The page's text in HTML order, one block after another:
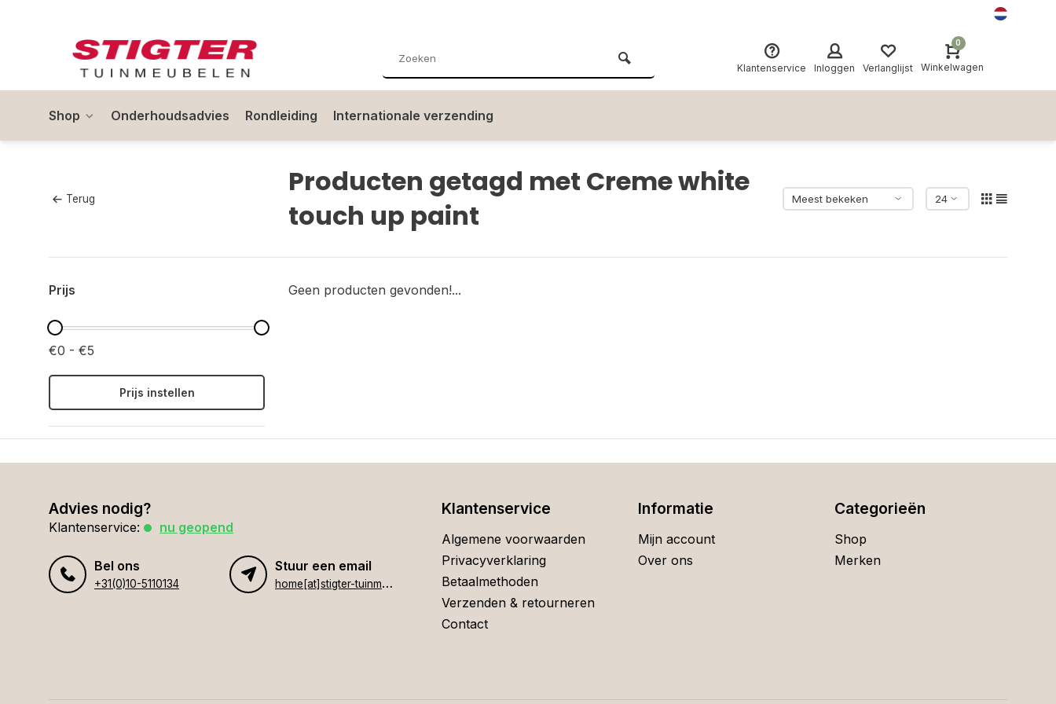
Klantenservice Inloggen Verlanglijst
0
Winkelwagen
Shop Onderhoudsadvies Rondleiding Internationale verzending
Terug
Producten getagd met Creme white
touch up paint
Prijs
€0 - €5
Prijs instellen
Geen producten gevonden!...
Advies nodig?
Klantenservice: nu geopend
Bel ons
+31(0)10-5110134
Stuur een email
h
ome[at]stigter-tuinmeubelen.nl
Klantenservice
Algemene voorwaarden
Privacyverklaring
Betaalmethoden
Verzenden & retourneren
Contact
Informatie
Mijn account
Over ons
Categorieën
Shop
Merken